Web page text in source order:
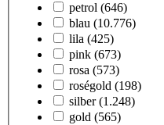
petrol (646)
blau (10.776)
lila (425)
pink (673)
rosa (573)
roségold (198)
silber (1.248)
gold (565)